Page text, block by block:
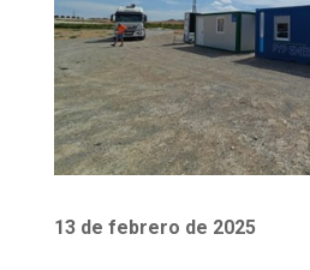
13 de febrero de 2025